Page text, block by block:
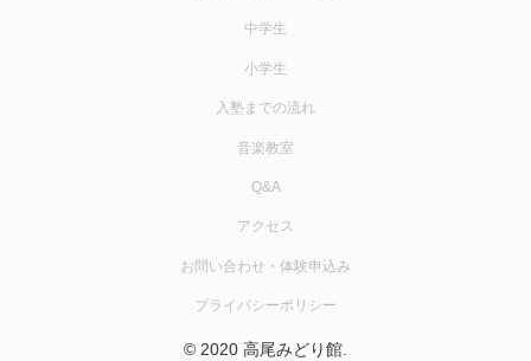
中学生
小学生
入塾までの流れ
音楽教室
Q&A
アクセス
お問い合わせ・体験申込み
プライバシーポリシー
© 2020 高尾みどり館.